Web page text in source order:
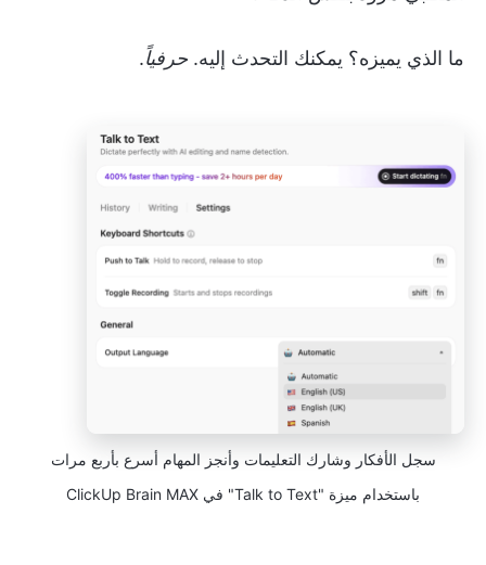
ما الذي يميزه؟ يمكنك التحدث إليه. حرفياً.
سجل الأفكار وشارك التعليمات وأنجز المهام أسرع بأربع مرات
باستخدام ميزة "Talk to Text" في ClickUp Brain MAX